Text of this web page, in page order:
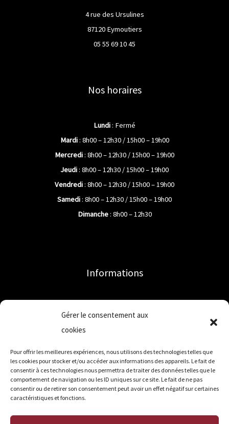
Gérer le consentement aux
cookies
Pour offrir les meilleures expériences, nous utilisons des technologies telles que
les cookies pour stocker et/ou accéder aux informations des appareils. Le fait de
consentir à ces technologies nous permettra de traiter des données telles que le
comportement de navigation ou les ID uniques sur ce site. Le fait de ne pas
consentir ou de retirer son consentement peut avoir un effet négatif sur certaines
caractéristiques et fonctions.
4 rue des Ursulines
87120 Eymoutiers
05 55 69 10 45
Nos horaires
Lundi: Fermé
Mardi: 8h00 – 12h30 / 15h00 – 19h00
Mercredi: 8h00 – 12h30 / 15h00 – 19h00
Jeudi: 8h00 – 12h30 / 15h00 – 19h00
Vendredi: 8h00 – 12h30 / 15h00 – 19h00
Samedi: 8h00 – 12h30 / 15h00 – 19h00
Dimanche: 8h00 – 12h30
Informations
Contact
Mentions légales
CGV